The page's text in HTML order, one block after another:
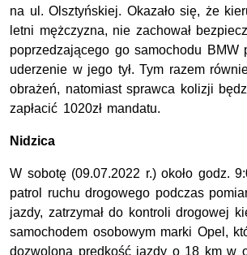
na ul. Olsztyńskiej. Okazało się, że
letni mężczyzna, nie zachował
poprzedzającego go samochodu BMW
uderzenie w jego tył. Tym razem
obrażeń, natomiast sprawca kolizji
zapłacić 1020zł mandatu.
Nidzica
W sobotę (09.07.2022 r.) około godz.
patrol ruchu drogowego podczas
jazdy, zatrzymał do kontroli drogowej
samochodem osobowym marki Opel,
dozwoloną prędkość jazdy o 18 km w